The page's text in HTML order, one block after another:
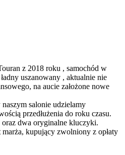
z 2018 roku , samochód w
uszanowany , aktualnie nie
na aucie założone nowe
salonie udzielamy
przedłużenia do roku czasu.
dwa oryginalne kluczyki.
kupujący zwolniony z opłaty